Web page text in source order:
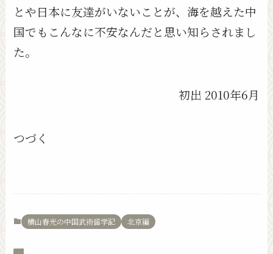
とや日本に友達がいないことが、海を越えた中
国でもこんなに不安なんだと思い知らされまし
た。
初出 2010年6月
つづく
横山春光の中国武術留学記 北京編